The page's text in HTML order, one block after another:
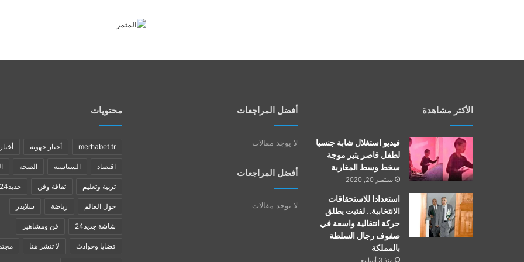
الأكثر مشاهدة
فيديو استغلال شابة جنسيا
لطفل قاصر يثير موجة
سخط وسط المغاربة
سبتمبر 20, 2020
استعدادا للاستحقاقات
الانتخابية.. لفتيت يطلق
حركة انتقالية واسعة في
صفوف رجال السلطة
بالمملكة
منذ 3 أسابيع
أفضل المراجعات
لا يوجد مقالات
أفضل المراجعات
لا يوجد مقالات
محتويات
merhabet tr أخبار جهوية
اقتصاد السياسية الصحة
تربية وتعليم ثقافة وفن جديد24
حول العالم رياضة سلايدر
شاشة جديد24 فن ومشاهير
قضايا وحوادث لا تنشر هنا